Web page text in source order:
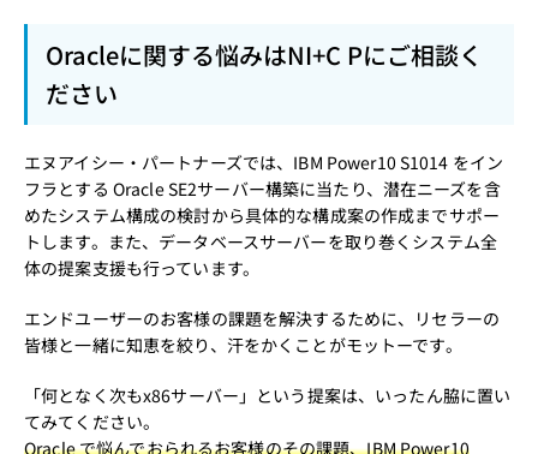
Oracleに関する悩みはNI+C Pにご相談く
ださい
エヌアイシー・パートナーズでは、IBM Power10 S1014 をイン
フラとする Oracle SE2サーバー構築に当たり、潜在ニーズを含
めたシステム構成の検討から具体的な構成案の作成までサポー
トします。また、データベースサーバーを取り巻くシステム全
体の提案支援も行っています。
エンドユーザーのお客様の課題を解決するために、リセラーの
皆様と一緒に知恵を絞り、汗をかくことがモットーです。
「何となく次もx86サーバー」という提案は、いったん脇に置い
てみてください。
Oracle で悩んでおられるお客様のその課題、IBM Power10